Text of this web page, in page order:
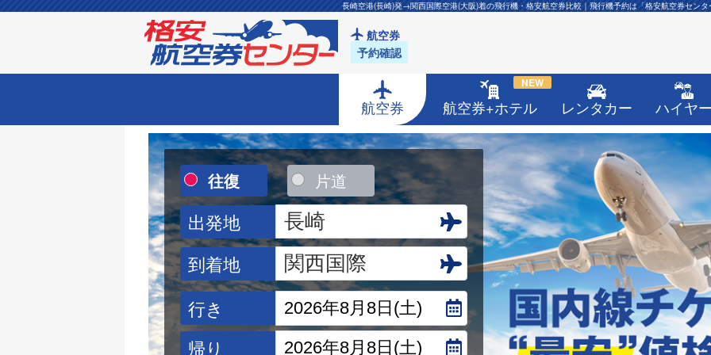
長崎空港(長崎)発→関西国際空港(大阪)着の飛行機・格安航空券比較｜飛行機予約は「格安航空券センタ
航空券
予約確認
航空券 航空券+ホテル
NEW
レンタカー ハイヤ
往復 片道
出発地
到着地
行き
帰り